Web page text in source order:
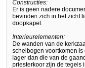
Constructies:
Er is geen nadere
bevinden zich in het zicht
doopkapel.
Interieurelementen:
De wanden van de
scheibogen voortkomen
lager dan die van de
priesterkoor zijn de tegels